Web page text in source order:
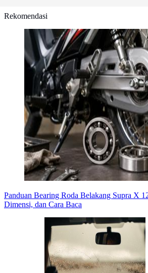
Rekomendasi
Panduan Bearing Roda Belakang Supra X
Dimensi, dan Cara Baca